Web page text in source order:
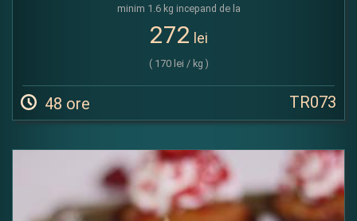
minim 1.6 kg incepand de la
272 lei
( 170 lei / kg )
48 ore TR073